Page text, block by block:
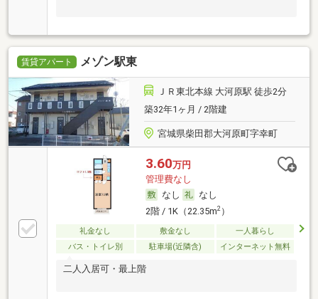
賃貸アパート メゾン駅東
ＪＲ東北本線 大河原駅 徒歩2分
築32年1ヶ月 / 2階建
宮城県柴田郡大河原町字幸町
3.60万円
管理費なし
なし
なし
2階 / 1K（22.35m2）
礼金なし 敷金なし
一人暮らし
バス・トイレ別
駐車場(近隣含) インターネット無料
二人入居可・最上階